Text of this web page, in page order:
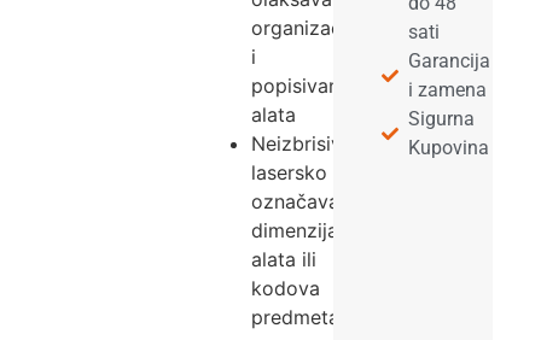
organizaciju
i
popisivanje
alata
Neizbrisivo
lasersko
označavanje
dimenzija
alata ili
kodova
predmeta.
sati
Garancija
i zamena
Sigurna
Kupovina